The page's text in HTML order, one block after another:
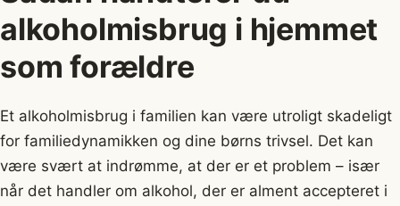
alkoholmisbrug i hjemmet
som forældre
Et alkoholmisbrug i familien kan være utroligt skadeligt
for familiedynamikken og dine børns trivsel. Det kan
være svært at indrømme, at der er et problem – især
når det handler om alkohol, der er alment accepteret i